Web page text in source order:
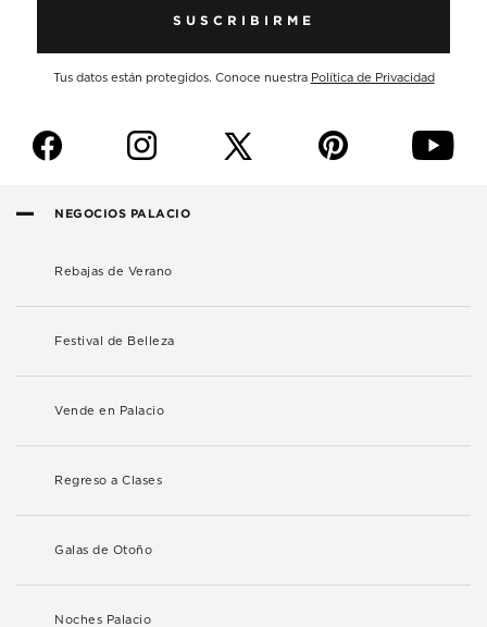
SUSCRIBIRME
Tus datos están protegidos. Conoce nuestra Política de Privacidad
f i p y
NEGOCIOS PALACIO
Rebajas de Verano
Festival de Belleza
Vende en Palacio
Regreso a Clases
Galas de Otoño
Noches Palacio